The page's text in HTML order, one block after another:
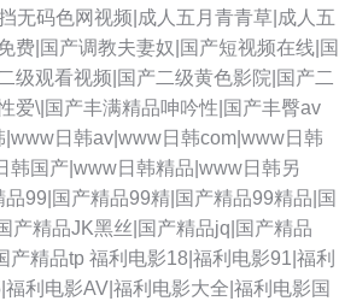
无码色网视频|成人五月青青草|成人五
费|国产调教夫妻奴|国产短视频在线|国
级观看视频|国产二级黄色影院|国产二
爱\|国产丰满精品呻吟性|国产丰臀av
日韩av|www日韩com|www日韩
韩国产|www日韩精品|www日韩另
品99|国产精品99精|国产精品99精品|国
产精品JK黑丝|国产精品jq|国产精品
产精品tp 福利电影18|福利电影91|福利
利电影AV|福利电影大全|福利电影国